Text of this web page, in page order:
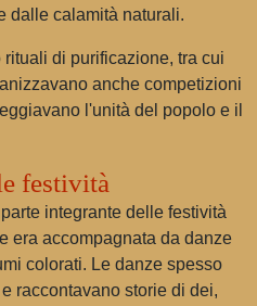
dalle calamità naturali.
rituali di purificazione, tra cui
anche competizioni
l'unità del popolo e il
festività
integrante delle festività
era accompagnata da danze
colorati. Le danze spesso
raccontavano storie di dei,